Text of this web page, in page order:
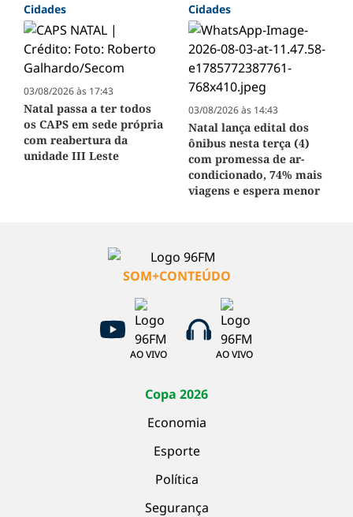
Cidades
03/08/2026 às 17:43
Natal passa a ter todos
os CAPS em sede própria
com reabertura da
unidade III Leste
Cidades
03/08/2026 às 14:43
Natal lança edital dos
ônibus nesta terça (4)
com promessa de ar-
condicionado, 74% mais
viagens e espera menor
SOM+CONTEÚDO
AO VIVO AO VIVO
Copa 2026
Economia
Esporte
Política
Segurança